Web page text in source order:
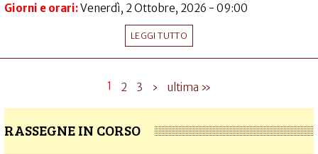
Giorni e orari:Venerdì, 2 Ottobre, 2026 - 09:00
LEGGI TUTTO
1 2 3 › ultima »
RASSEGNE IN CORSO